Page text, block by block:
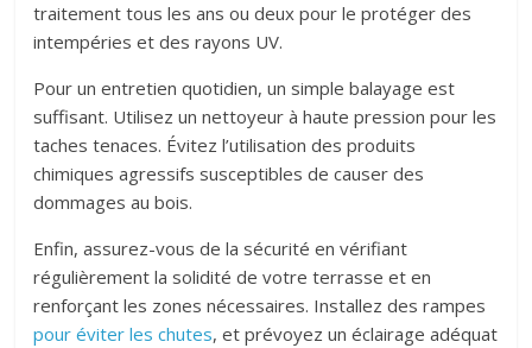
traitement tous les ans ou deux pour le protéger des
intempéries et des rayons UV.
Pour un entretien quotidien, un simple balayage est
suffisant. Utilisez un nettoyeur à haute pression pour les
taches tenaces. Évitez l’utilisation des produits
chimiques agressifs susceptibles de causer des
dommages au bois.
Enfin, assurez-vous de la sécurité en vérifiant
régulièrement la solidité de votre terrasse et en
renforçant les zones nécessaires. Installez des rampes
pour éviter les chutes, et prévoyez un éclairage adéquat